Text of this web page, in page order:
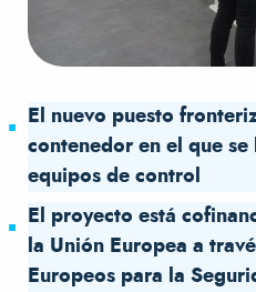
El nuevo puesto
contenedor en el que se
equipos de control
El proyecto está
la Unión Europea a
Europeos para la